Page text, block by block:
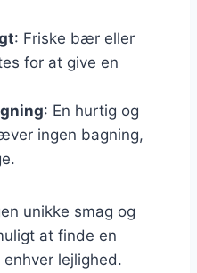
: Friske bær eller
for at give en
: En hurtig og
ingen bagning,
unikke smag og
at finde en
lejlighed.